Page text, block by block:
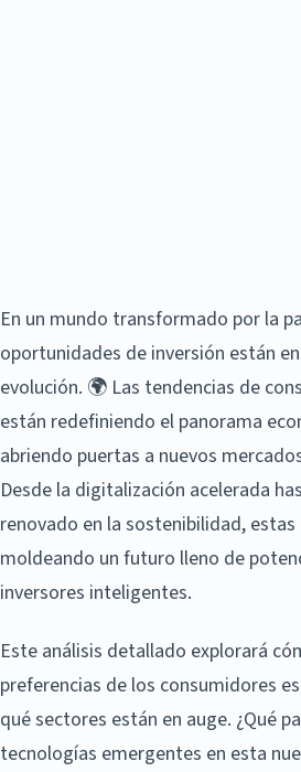
En un mundo transformado por la
oportunidades de inversión están
evolución. 🌍 Las tendencias de
están redefiniendo el panorama
abriendo puertas a nuevos
Desde la digitalización acelerada
renovado en la sostenibilidad,
moldeando un futuro lleno de
inversores inteligentes.
Este análisis detallado explorará
preferencias de los consumidores
qué sectores están en auge. ¿Qué
tecnologías emergentes en esta